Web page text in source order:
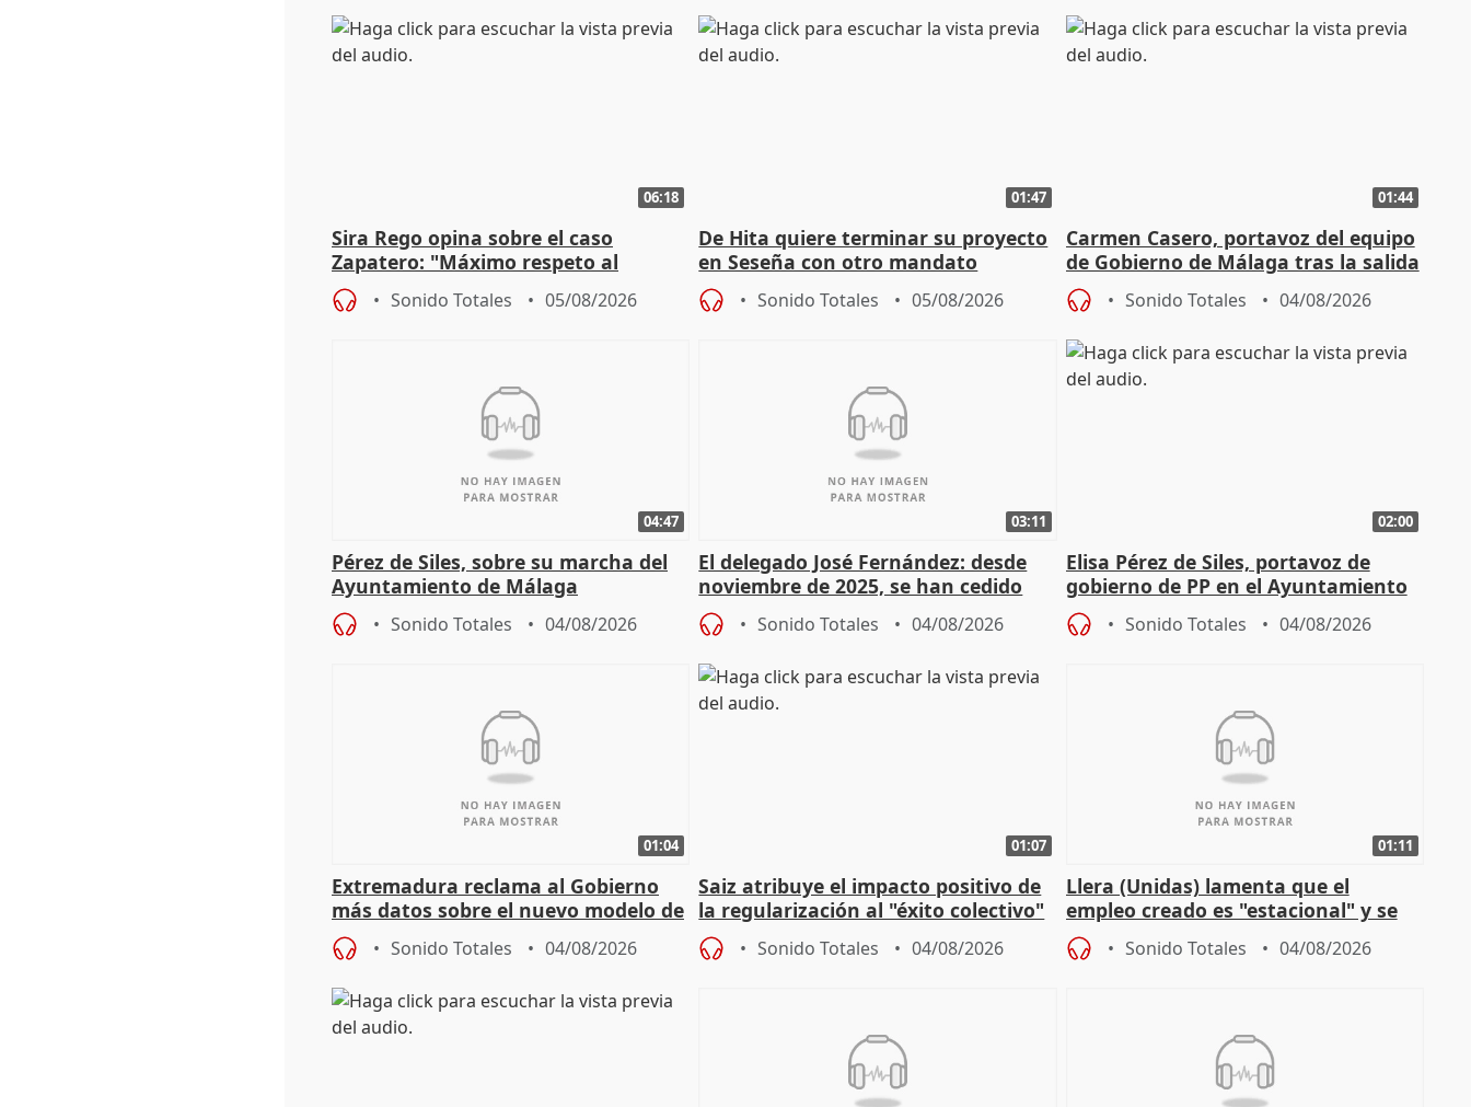
06:18
Sira Rego opina sobre el caso
Zapatero: "Máximo respeto al
proceso judicial"
Sonido Totales 05/08/2026
01:47
De Hita quiere terminar su proyecto
en Seseña con otro mandato
Sonido Totales 05/08/2026
01:44
Carmen Casero, portavoz del equipo
de Gobierno de Málaga tras la salida
de Pérez de Siles
Sonido Totales 04/08/2026
04:47
Pérez de Siles, sobre su marcha del
Ayuntamiento de Málaga
Sonido Totales 04/08/2026
03:11
El delegado José Fernández: desde
noviembre de 2025, se han cedido
9.810 ayudas por nacimiento
Sonido Totales 04/08/2026
02:00
Elisa Pérez de Siles, portavoz de
gobierno de PP en el Ayuntamiento
de Málaga, deja la política
Sonido Totales 04/08/2026
01:04
Extremadura reclama al Gobierno
más datos sobre el nuevo modelo de
financiación
Sonido Totales 04/08/2026
01:07
Saiz atribuye el impacto positivo de
la regularización al "éxito colectivo"
del Gobierno
Sonido Totales 04/08/2026
01:11
Llera (Unidas) lamenta que el
empleo creado es "estacional" y se
"esfumará" al acabar el verano
Sonido Totales 04/08/2026